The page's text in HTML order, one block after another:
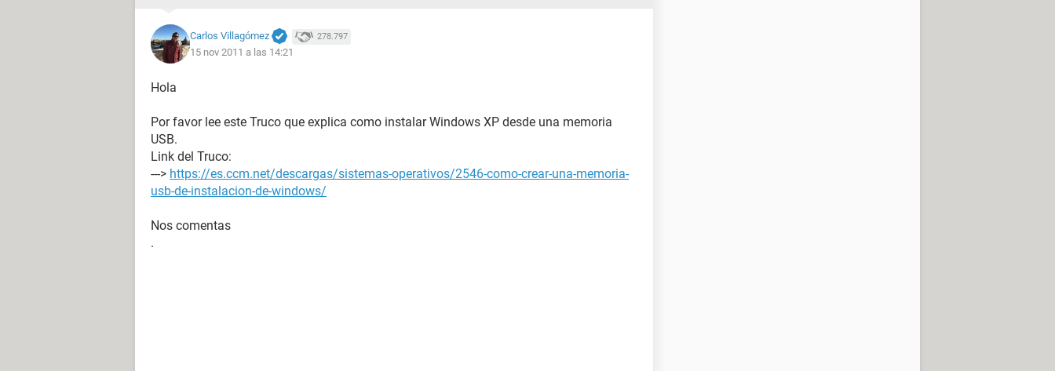
Carlos Villagómez 278.797
15 nov 2011 a las 14:21
Hola
Por favor lee este Truco que explica como instalar Windows XP desde una memoria
USB.
Link del Truco:
---> https://es.ccm.net/descargas/sistemas-operativos/2546-como-crear-una-memoria-
usb-de-instalacion-de-windows/
Nos comentas
.